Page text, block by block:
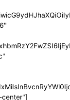
center"]